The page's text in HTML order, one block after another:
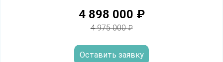
4 898 000 ₽
4 975 000₽
Оставить заявку